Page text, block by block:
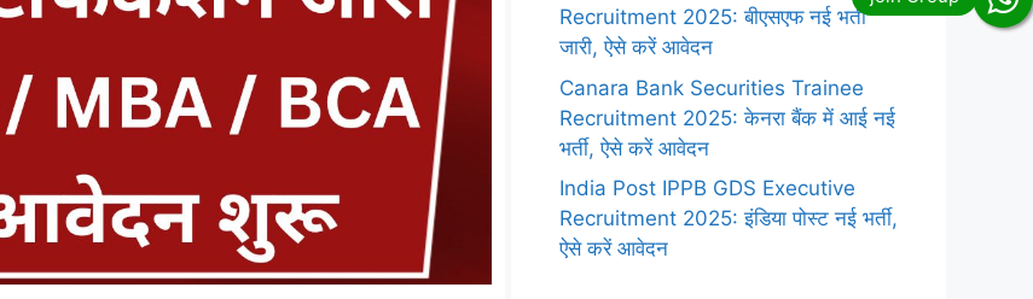
Recruitment 2025: बीएसएफ नई भर्ती
जारी, ऐसे करें आवेदन
Canara Bank Securities Trainee
Recruitment 2025: केनरा बैंक में आई नई
भर्ती, ऐसे करें आवेदन
India Post IPPB GDS Executive
Recruitment 2025: इंडिया पोस्ट नई भर्ती,
ऐसे करें आवेदन